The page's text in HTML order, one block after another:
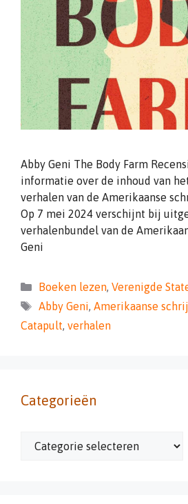
Abby Geni The Body Farm
informatie over de inhoud van
verhalen van de Amerikaanse
Op 7 mei 2024 verschijnt bij
verhalenbundel van de
Geni
Categorieën
Boeken lezen, Verenigde
Tags
Abby Geni, Amerikaanse
Catapult, verhalen
Categorieën
Categorieën